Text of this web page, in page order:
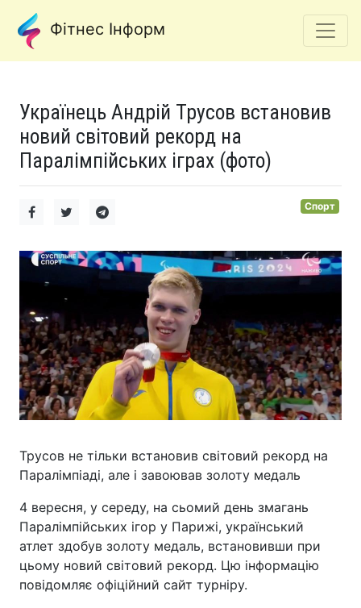
Фітнес Інформ
Українець Андрій Трусов встановив
новий світовий рекорд на
Паралімпійських іграх (фото)
Спорт
Трусов не тільки встановив світовий рекорд на
Паралімпіаді, але і завоював золоту медаль
4 вересня, у середу, на сьомий день змагань
Паралімпійських ігор у Парижі, український
атлет здобув золоту медаль, встановивши при
цьому новий світовий рекорд. Цю інформацію
повідомляє офіційний сайт турніру.